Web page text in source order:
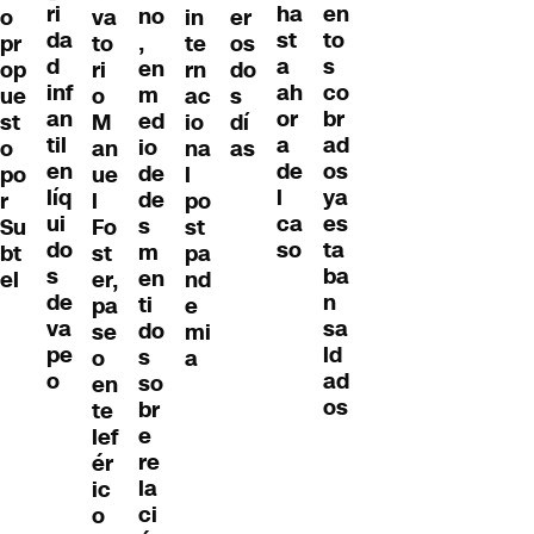
o
pr
op
ue
st
o
po
r
Su
bt
el
ri
da
d
inf
an
til
en
líq
ui
do
s
de
va
pe
o
va
to
ri
o
M
an
ue
l
Fo
st
er,
pa
se
o
en
te
lef
ér
ic
o
no
,
en
m
ed
io
de
de
s
m
en
ti
do
s
so
br
e
re
la
ci
in
te
rn
ac
io
na
l
po
st
pa
nd
e
mi
a
er
os
do
s
dí
as
ha
st
a
ah
or
a
de
l
ca
so
en
to
s
co
br
ad
os
ya
es
ta
ba
n
sa
ld
ad
os